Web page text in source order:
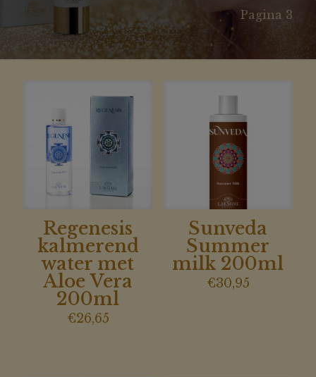
Pagina 3
Regenesis
kalmerend
water met
Aloe Vera
200ml
€26,65
Sunveda
Summer
milk 200ml
€30,95